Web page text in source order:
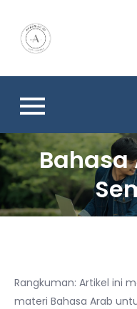
content
Bahasa
Rangkuman: Artikel ini
materi Bahasa Arab